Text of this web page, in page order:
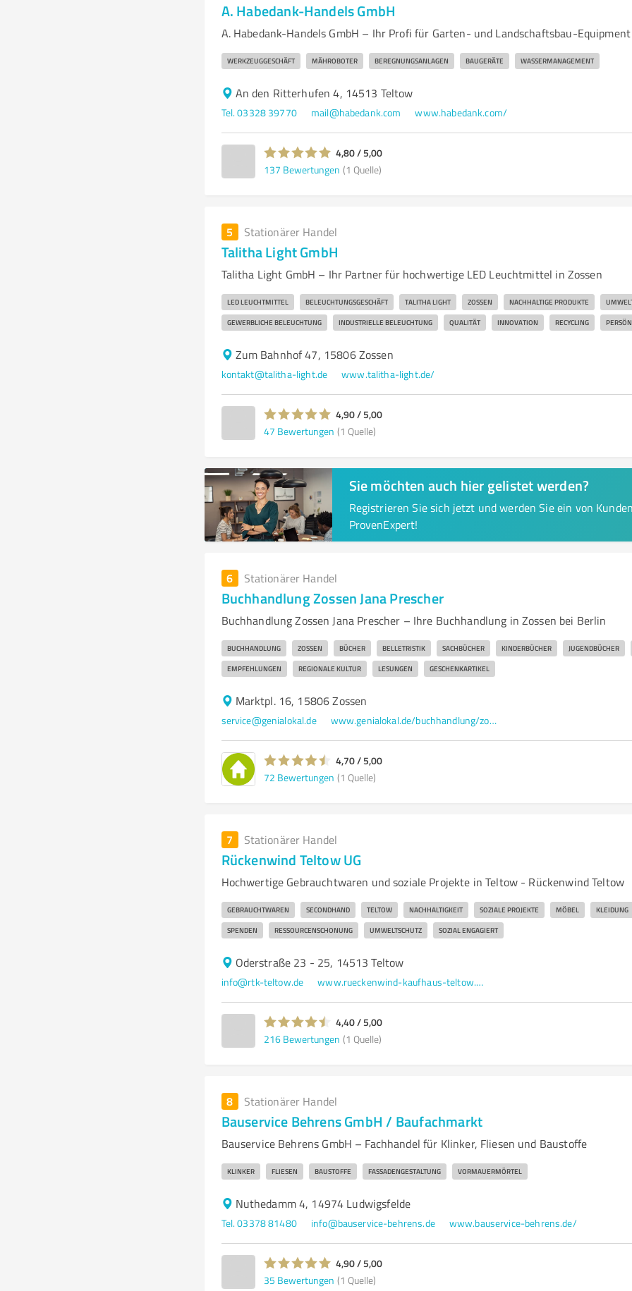
A. Habedank-Handels GmbH
A. Habedank-Handels GmbH – Ihr Profi für Garten- und Landschaftsbau-Equipment
WERKZEUGGESCHÄFT MÄHROBOTER BEREGNUNGSANLAGEN BAUGERÄTE WASSERMANAGEMENT
An den Ritterhufen 4, 14513 Teltow
Tel. 03328 39770 mail@habedank.com www.habedank.com/
4,80 / 5,00
137 Bewertungen (1 Quelle)
5 Stationärer Handel
Talitha Light GmbH
Talitha Light GmbH – Ihr Partner für hochwertige LED Leuchtmittel in Zossen
LED LEUCHTMITTEL BELEUCHTUNGSGESCHÄFT TALITHA LIGHT ZOSSEN NACHHALTIGE PRODUKTE
GEWERBLICHE BELEUCHTUNG INDUSTRIELLE BELEUCHTUNG QUALITÄT INNOVATION RECYCLING
Zum Bahnhof 47, 15806 Zossen
kontakt@talitha-light.de www.talitha-light.de/
4,90 / 5,00
47 Bewertungen (1 Quelle)
Sie möchten auch hier gelistet werden?
Registrieren Sie sich jetzt und werden Sie ein von
ProvenExpert!
6 Stationärer Handel
Buchhandlung Zossen Jana Prescher
Buchhandlung Zossen Jana Prescher – Ihre Buchhandlung in Zossen bei Berlin
BUCHHANDLUNG ZOSSEN BÜCHER BELLETRISTIK SACHBÜCHER KINDERBÜCHER JUGENDBÜCHER
EMPFEHLUNGEN REGIONALE KULTUR LESUNGEN GESCHENKARTIKEL
Marktpl. 16, 15806 Zossen
service@genialokal.de www.genialokal.de/buchhandlung/zossen/buch-zossen/
4,70 / 5,00
72 Bewertungen (1 Quelle)
7 Stationärer Handel
Rückenwind Teltow UG
Hochwertige Gebrauchtwaren und soziale Projekte in Teltow - Rückenwind Teltow
GEBRAUCHTWAREN SECONDHAND TELTOW NACHHALTIGKEIT SOZIALE PROJEKTE MÖBEL KLEIDUNG
SPENDEN RESSOURCENSCHONUNG UMWELTSCHUTZ SOZIAL ENGAGIERT
Oderstraße 23 - 25, 14513 Teltow
info@rtk-teltow.de www.rueckenwind-kaufhaus-teltow.eu/
4,40 / 5,00
216 Bewertungen (1 Quelle)
8 Stationärer Handel
Bauservice Behrens GmbH / Baufachmarkt
Bauservice Behrens GmbH – Fachhandel für Klinker, Fliesen und Baustoffe
KLINKER FLIESEN BAUSTOFFE FASSADENGESTALTUNG VORMAUERMÖRTEL
Nuthedamm 4, 14974 Ludwigsfelde
Tel. 03378 81480 info@bauservice-behrens.de www.bauservice-behrens.de/
4,90 / 5,00
35 Bewertungen (1 Quelle)